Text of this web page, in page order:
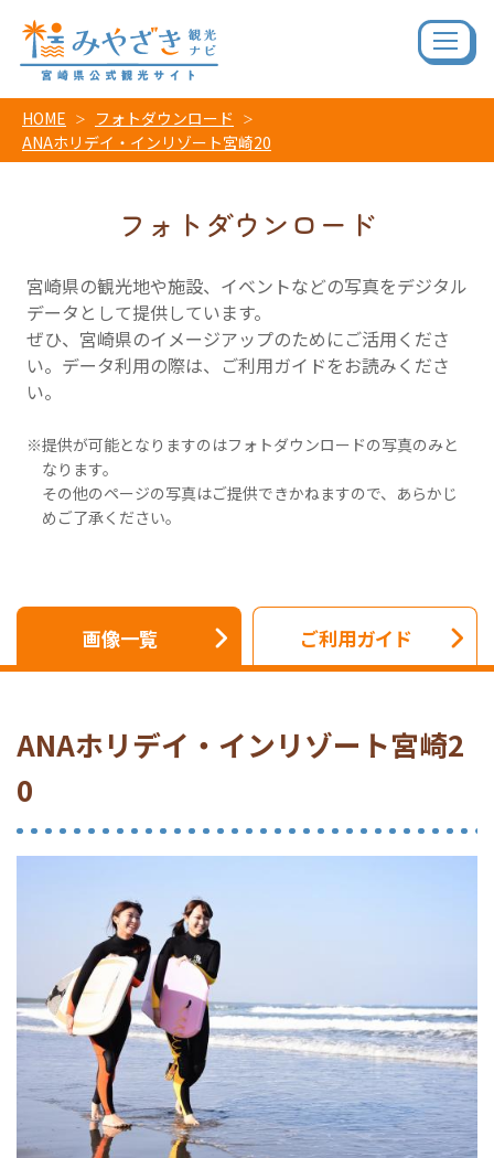
HOME
フォトダウンロード
ANAホリデイ・インリゾート宮崎20
フォトダウンロード
宮崎県の観光地や施設、イベントなどの写真をデジタル
データとして提供しています。
ぜひ、宮崎県のイメージアップのためにご活用くださ
い。データ利用の際は、ご利用ガイドをお読みくださ
い。
提供が可能となりますのはフォトダウンロードの写真のみと
なります。
その他のページの写真はご提供できかねますので、あらかじ
めご了承ください。
画像一覧 ご利用ガイド
ANAホリデイ・インリゾート宮崎2
0